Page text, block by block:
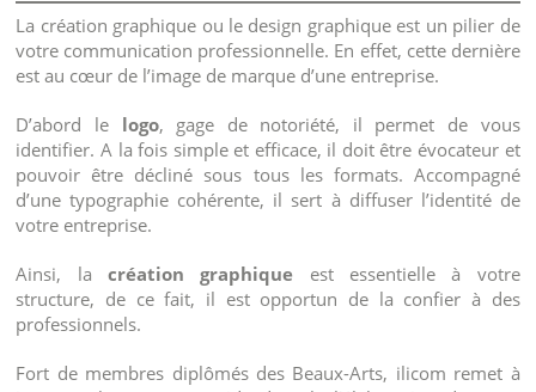
La création graphique ou le design graphique est un pilier de
votre communication professionnelle. En effet, cette dernière
est au cœur de l’image de marque d’une entreprise.
D’abord le logo, gage de notoriété, il permet de vous
identifier. A la fois simple et efficace, il doit être évocateur et
pouvoir être décliné sous tous les formats. Accompagné
d’une typographie cohérente, il sert à diffuser l’identité de
votre entreprise.
Ainsi, lacréation graphique est essentielle à votre
structure, de ce fait, il est opportun de la confier à des
professionnels.
Fort de membres diplômés des Beaux-Arts, ilicom remet à